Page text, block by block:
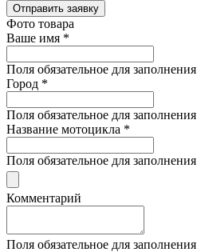
Отправить заявку
Фото товара
Ваше имя *
Поля обязательное для заполнения
Город *
Поля обязательное для заполнения
Название мотоцикла *
Поля обязательное для заполнения
Комментарий
Поля обязательное для заполнения